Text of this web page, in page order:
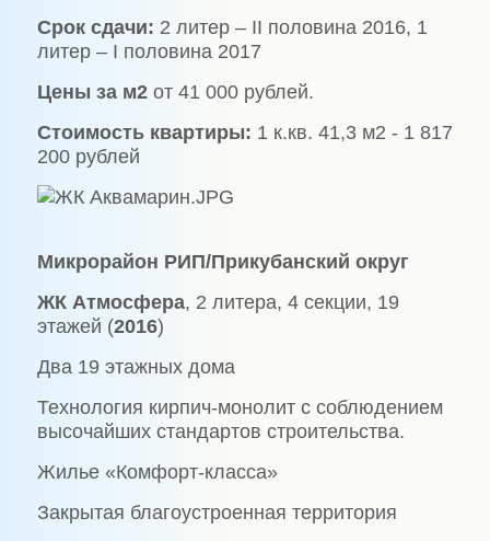
Срок сдачи: 2 литер – II половина 2016, 1
литер – I половина 2017
Цены за м2 от 41 000 рублей.
Стоимость квартиры: 1 к.кв. 41,3 м2 - 1 817
200 рублей
Микрорайон РИП/Прикубанский округ
ЖК Атмосфера, 2 литера, 4 секции, 19
этажей (2016)
Два 19 этажных дома
Технология кирпич-монолит с соблюдением
высочайших стандартов строительства.
Жилье «Комфорт-класса»
Закрытая благоустроенная территория